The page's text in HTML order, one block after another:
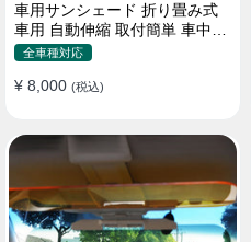
車用サンシェード 折り畳み式
車用 自動伸縮 取付簡単 車中泊
紫外線UVカット 仮眠 断熱
全車種対応
¥ 8,000 (税込)